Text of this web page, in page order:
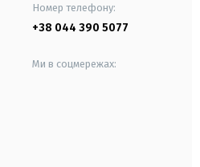
Номер телефону:
+38 044 390 5077
Ми в соцмережах: